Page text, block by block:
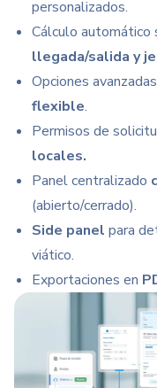
personalizados.
Cálculo automático
llegada/salida y
Opciones
flexible.
Permisos de
locales.
Panel centralizado
(abierto/cerrado).
Side panel para
viático.
Exportaciones en